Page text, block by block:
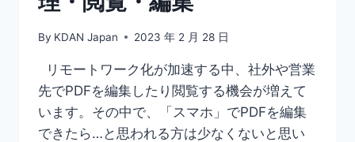
の
By KDAN Japan 2023 年 2 月 28 日
リモートワーク化が加速する中、社外や営業
先でPDFを編集したり閲覧する機会が増えて
います。その中で、「スマホ」でPDFを編集
できたら…と思われる方は少なくないと思い